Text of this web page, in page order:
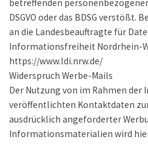
betreffenden
DSGVO oder das BDSG verstößt.
an die Landesbeauftragte für
Informationsfreiheit Nordrhein-
https://www.ldi.nrw.de/
Widerspruch Werbe-Mails
Der Nutzung von im Rahmen
veröffentlichten Kontaktdaten
ausdrücklich angeforderter
Informationsmaterialien wird